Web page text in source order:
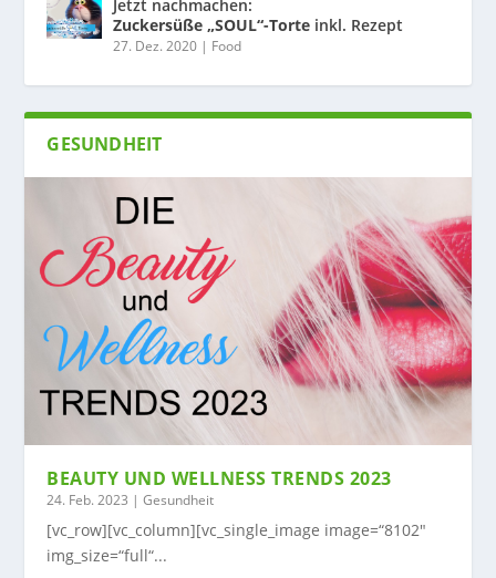
Jetzt nachmachen:
Zuckersüße „SOUL“-Torte inkl. Rezept
27. Dez. 2020 | Food
GESUNDHEIT
BEAUTY UND WELLNESS TRENDS 2023
24. Feb. 2023 |Gesundheit
[vc_row][vc_column][vc_single_image image=“8102″
img_size=“full“...